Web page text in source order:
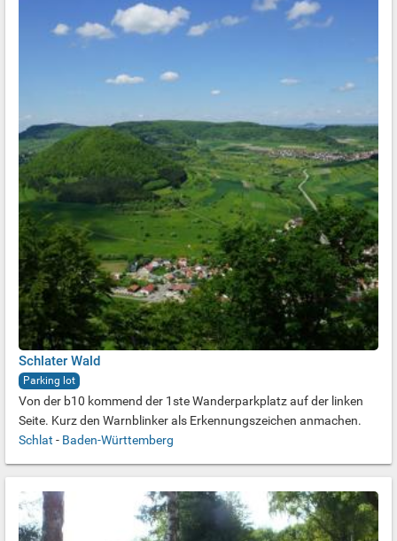
Schlater Wald
Parking lot
Von der b10 kommend der 1ste Wanderparkplatz auf der linken
Seite. Kurz den Warnblinker als Erkennungszeichen anmachen.
Schlat - Baden-Württemberg